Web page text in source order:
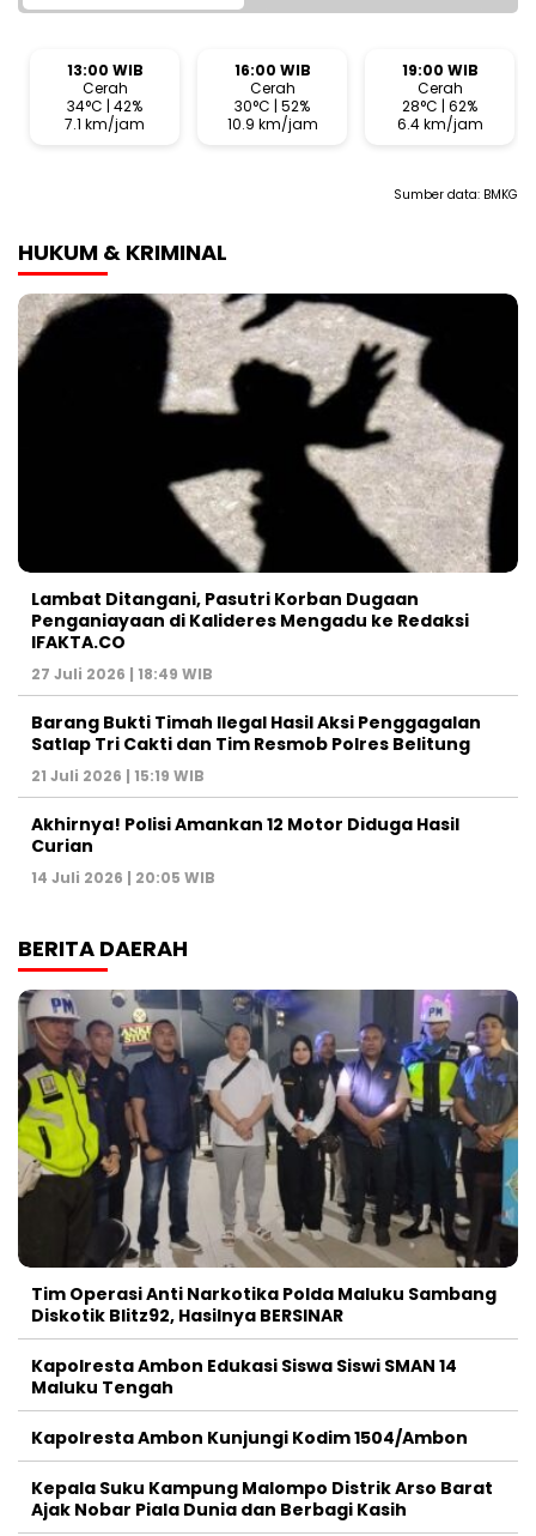
13:00 WIB
Cerah
34°C | 42%
7.1 km/jam
16:00 WIB
Cerah
30°C | 52%
10.9 km/jam
19:00 WIB
Cerah
28°C | 62%
6.4 km/jam
Sumber data: BMKG
HUKUM & KRIMINAL
Lambat Ditangani, Pasutri Korban Dugaan
Penganiayaan di Kalideres Mengadu ke Redaksi
IFAKTA.CO
27 Juli 2026 | 18:49 WIB
Barang Bukti Timah Ilegal Hasil Aksi Penggagalan
Satlap Tri Cakti dan Tim Resmob Polres Belitung
21 Juli 2026 | 15:19 WIB
Akhirnya! Polisi Amankan 12 Motor Diduga Hasil
Curian
14 Juli 2026 | 20:05 WIB
BERITA DAERAH
Tim Operasi Anti Narkotika Polda Maluku Sambang
Diskotik Blitz92, Hasilnya BERSINAR
Kapolresta Ambon Edukasi Siswa Siswi SMAN 14
Maluku Tengah
Kapolresta Ambon Kunjungi Kodim 1504/Ambon
Kepala Suku Kampung Malompo Distrik Arso Barat
Ajak Nobar Piala Dunia dan Berbagi Kasih